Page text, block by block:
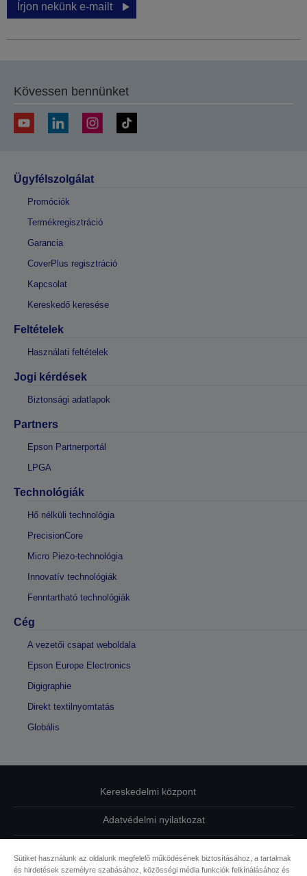
Írjon nekünk e-mailt
Kövessen bennünket
Ügyfélszolgálat
Promóciók
Termékregisztráció
Garancia
CoverPlus regisztráció
Kapcsolat
Kereskedő keresése
Feltételek
Használati feltételek
Jogi kérdések
Biztonsági adatlapok
Partners
Epson Partnerportál
LPGA
Technológiák
Hő nélküli technológia
PrecisionCore
Micro Piezo-technológia
Innovatív technológiák
Fenntartható technológiák
Cég
A vezetői csapat weboldala
Epson Europe Electronics
Digigraphie
Direkt textilnyomtatás
Globális
Kereskedelmi központ
Adatvédelmi nyilatkozat
Sütiket használunk az oldalunk megfelelő működésének biztosításához, a tartalmak
és hirdetések személyre szabásához, közösségi média funkciók felkínálásához és